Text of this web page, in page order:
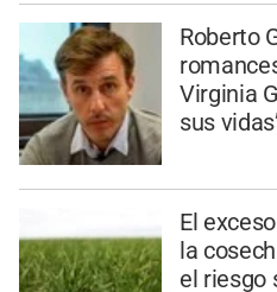
Roberto
Virginia
sus
El
la
el riesgo